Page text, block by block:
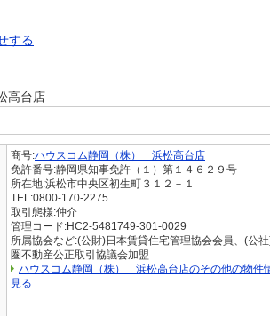
する
高台店
商号:ハウスコム静岡（株） 浜松高台店
免許番号:静岡県知事免許（１）第１４６２９号
所在地:浜松市中央区初生町３１２－１
TEL:0800-170-2275
取引態様:仲介
管理コード:HC2-5481749-301-0029
所属協会など:(公財)日本賃貸住宅管理協会会員、(公
圏不動産公正取引協議会加盟
ハウスコム静岡（株） 浜松高台店のその他の物件
見る